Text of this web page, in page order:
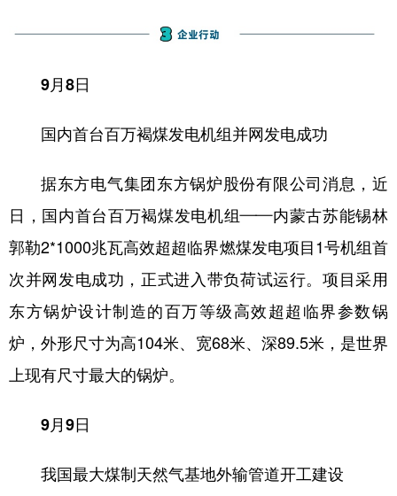
9月8日
国内首台百万褐煤发电机组并网发电成功
据东方电气集团东方锅炉股份有限公司消息，近
日，国内首台百万褐煤发电机组——内蒙古苏能锡林
郭勒2*1000兆瓦高效超超临界燃煤发电项目1号机组首
次并网发电成功，正式进入带负荷试运行。项目采用
东方锅炉设计制造的百万等级高效超超临界参数锅
炉，外形尺寸为高104米、宽68米、深89.5米，是世界
上现有尺寸最大的锅炉。
9月9日
我国最大煤制天然气基地外输管道开工建设